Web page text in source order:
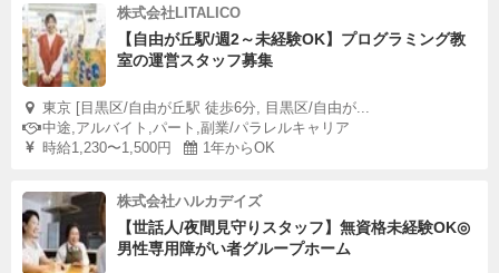
株式会社LITALICO
【自由が丘駅/週2～未経験OK】プログラミング教
室の運営スタッフ募集
東京 [目黒区/自由が丘駅 徒歩6分, 目黒区/自由が...
中途,アルバイト,パート,副業/パラレルキャリア
時給1,230〜1,500円
1年からOK
株式会社ハルカデイズ
【世話人/夜間見守りスタッフ】無資格未経験OK◎
男性専用障がい者グループホーム